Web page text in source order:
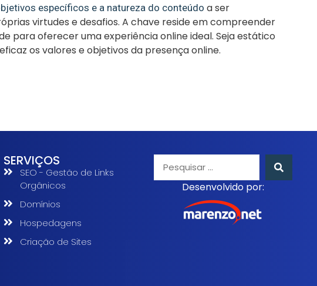
específicos e a natureza do conteúdo a ser
virtudes e desafios. A chave reside em compreender
para oferecer uma experiência online ideal. Seja estático
os valores e objetivos da presença online.
SERVIÇOS
SEO - Gestão de Links
Orgânicos
Domínios
Hospedagens
Criação de Sites
Desenvolvido por: